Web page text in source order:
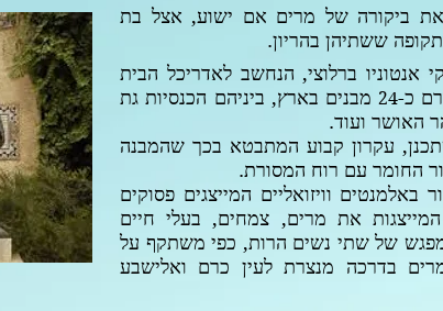
ביקורה של מרים אם ישוע, אצל בת
ששתיהן בהריון.
אנטוניו ברלוצי, הנחשב לאדריכל הבית
כ-24 מבנים בארץ, ביניהם הכנסיות גת
האושר ועוד.
עקרון קבוע המתבטא בכך שהמבנה
החומר עם רוח המסורת.
באלמנטים וויזואליים המייצגים פסוקים
את מרים, צמחים, בעלי חיים
מפגש של שתי נשים הרות, כפי משתקף על
בדרכה מנצרת לעין כרם ואלישבע